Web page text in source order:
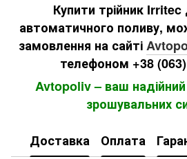
Купити трійник
автоматичного поливу,
замовлення на сайті
телефоном +38
Avtopoliv – ваш
зрошувальних
Доставка Оплата